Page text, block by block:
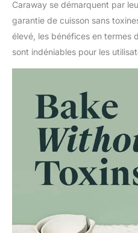
Caraway se démarquent par
garantie de cuisson sans
élevé, les bénéfices en termes
sont indéniables pour les